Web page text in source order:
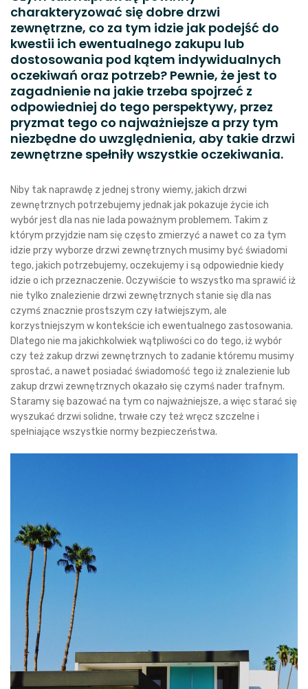
charakteryzować się dobre drzwi
zewnętrzne, co za tym idzie jak podejść do
kwestii ich ewentualnego zakupu lub
dostosowania pod kątem indywidualnych
oczekiwań oraz potrzeb? Pewnie, że jest to
zagadnienie na jakie trzeba spojrzeć z
odpowiedniej do tego perspektywy, przez
pryzmat tego co najważniejsze a przy tym
niezbędne do uwzględnienia, aby takie drzwi
zewnętrzne spełniły wszystkie oczekiwania.
Niby tak naprawdę z jednej strony wiemy, jakich drzwi
zewnętrznych potrzebujemy jednak jak pokazuje życie ich
wybór jest dla nas nie lada poważnym problemem. Takim z
którym przyjdzie nam się często zmierzyć a nawet co za tym
idzie przy wyborze drzwi zewnętrznych musimy być świadomi
tego, jakich potrzebujemy, oczekujemy i są odpowiednie kiedy
idzie o ich przeznaczenie. Oczywiście to wszystko ma sprawić iż
nie tylko znalezienie drzwi zewnętrznych stanie się dla nas
czymś znacznie prostszym czy łatwiejszym, ale
korzystniejszym w kontekście ich ewentualnego zastosowania.
Dlatego nie ma jakichkolwiek wątpliwości co do tego, iż wybór
czy też zakup drzwi zewnętrznych to zadanie któremu musimy
sprostać, a nawet posiadać świadomość tego iż znalezienie lub
zakup drzwi zewnętrznych okazało się czymś nader trafnym.
Staramy się bazować na tym co najważniejsze, a więc starać się
wyszukać drzwi solidne, trwałe czy też wręcz szczelne i
spełniające wszystkie normy bezpieczeństwa.